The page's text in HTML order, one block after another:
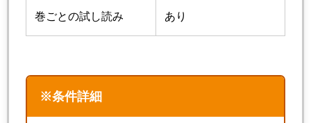
巻ごとの試し読み あり
※条件詳細